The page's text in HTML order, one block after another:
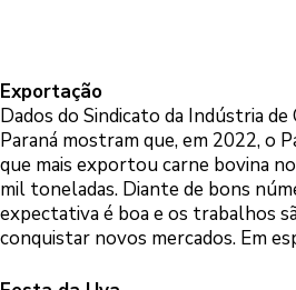
Exportação
Dados do Sindicato da Indústria de
Paraná mostram que, em 2022, o
que mais exportou carne bovina
mil toneladas. Diante de bons
expectativa é boa e os trabalhos
conquistar novos mercados. Em